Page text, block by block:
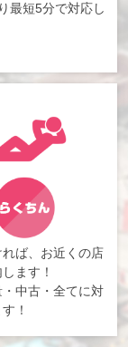
最短5分で対応し
ば、お近くの店
ます！
中古・全てに対
！